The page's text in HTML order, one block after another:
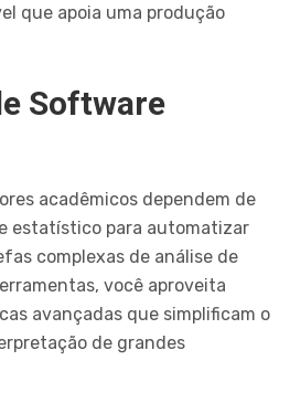
que apoia uma produção
Software
acadêmicos dependem de
estatístico para automatizar
complexas de análise de
você aproveita
avançadas que simplificam o
de grandes